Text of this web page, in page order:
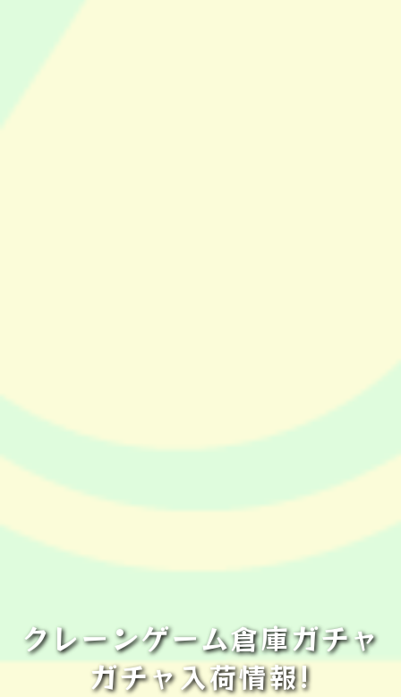
クレーンゲーム倉庫ガチャ
ガチャ入荷情報!